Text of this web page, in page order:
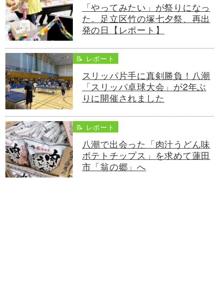
「やってみたい」が祭りになっ
た。足立区竹の塚七夕祭、再出
発の日【レポート】
📝 レポート
スリッパ片手に真剣勝負！八潮
「スリッパ卓球大会」が2年ぶ
りに開催されました
📝 レポート
八潮で出会った「肉汁うどん味
ポテトチップス」を求めて蓮田
市「翁の郷」へ